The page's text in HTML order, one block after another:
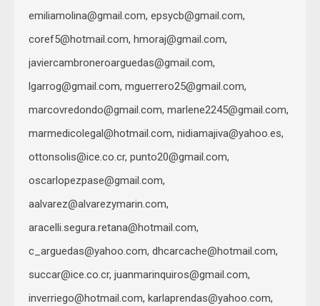
emiliamolina@gmail.com, epsycb@gmail.com,
coref5@hotmail.com, hmoraj@gmail.com,
javiercambroneroarguedas@gmail.com,
lgarrog@gmail.com, mguerrero25@gmail.com,
marcovredondo@gmail.com, marlene2245@gmail.com,
marmedicolegal@hotmail.com, nidiamajiva@yahoo.es,
ottonsolis@ice.co.cr, punto20@gmail.com,
oscarlopezpase@gmail.com,
aalvarez@alvarezymarin.com,
aracelli.segura.retana@hotmail.com,
c_arguedas@yahoo.com, dhcarcache@hotmail.com,
succar@ice.co.cr, juanmarinquiros@gmail.com,
inverriego@hotmail.com, karlaprendas@yahoo.com,